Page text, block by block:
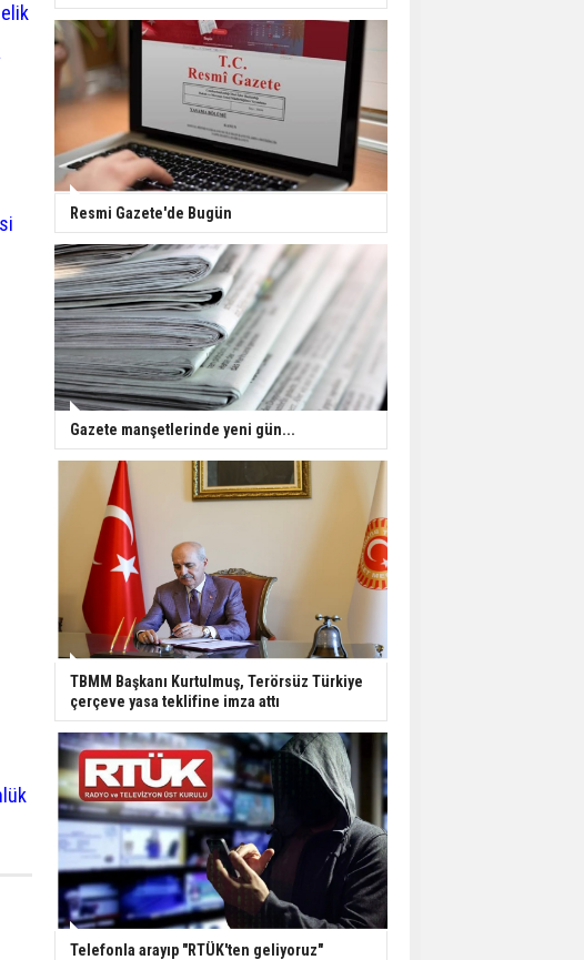
Ünlü türkücü Mahmut
Tuncer estetik
operasyon geçirdi: Son
hali gündem oldu
Yerli turist 229,7 milyar
lira seyahat harcaması
yaptı
Gazze'deki Sağlık
Bakanlığı duyurdu:
Vahşetin pençesinde 2
salgın vaka tespit edildi
Resmi Gazete'de Bugün
Gazete manşetlerinde yeni gün...
TBMM Başkanı Kurtulmuş, Terörsüz Türkiye
çerçeve yasa teklifine imza attı
Telefonla arayıp "RTÜK'ten geliyoruz"